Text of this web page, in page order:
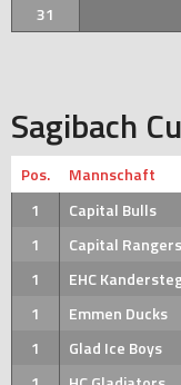
31
Sagibach
Pos. Mannschaft
1
Capital Bulls
1
Capital Rangers
1
EHC
1
Emmen Ducks
1
Glad Ice Boys